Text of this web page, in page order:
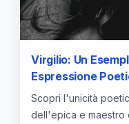
Virgilio: Un
Espressione
Scopri l'unicità
dell'epica e maestro